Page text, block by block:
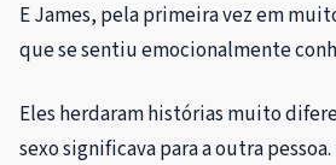
E James, pela primeira vez em
que se sentiu emocionalmente
Eles herdaram histórias muito
sexo significava para a outra